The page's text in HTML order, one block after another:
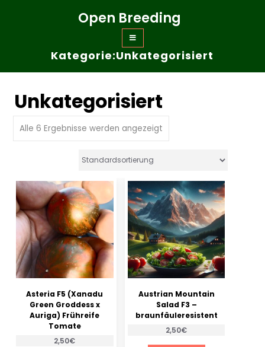
Open Breeding
Kategorie:Unkategorisiert
Unkategorisiert
Alle 6 Ergebnisse werden angezeigt
Asteria F5 (Xanadu
Green Groddess x
Auriga) Frühreife
Tomate
2,50€
Austrian Mountain
Salad F3 –
braunfäuleresistent
2,50€